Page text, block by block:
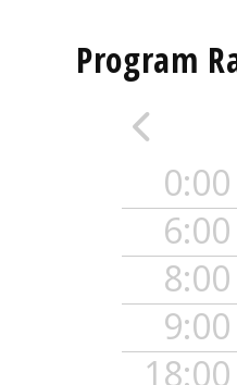
Program
0:00
6:00
8:00
9:00
18:00